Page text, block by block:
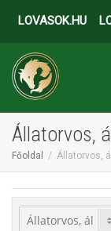
LOVASOK.HU
Állatorvos,
Főoldal Állatorvos,